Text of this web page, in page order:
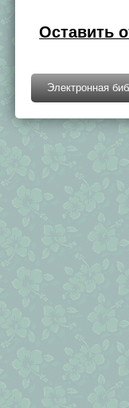
Оставить
Электронная